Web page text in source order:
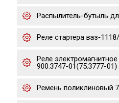
Распылитель-бутыль
Реле стартера ваз-
Реле
900.3747-01(75.3777-01)
Ремень поликлиновый